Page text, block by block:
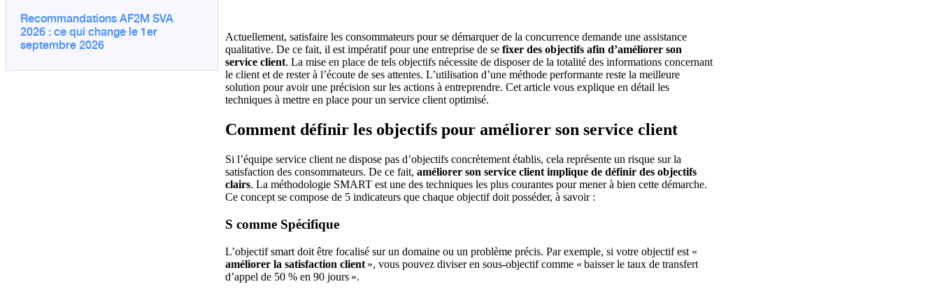
Recommandations AF2M SVA
2026 : ce qui change le 1er
septembre 2026
Actuellement, satisfaire les consommateurs pour se démarquer de la concurrence demande une assistance
qualitative. De ce fait, il est impératif pour une entreprise de sefixer des objectifs afin d’améliorer son
service client. La mise en place de tels objectifs nécessite de disposer de la totalité des informations concernant
le client et de rester à l’écoute de ses attentes. L’utilisation d’une méthode performante reste la meilleure
solution pour avoir une précision sur les actions à entreprendre. Cet article vous explique en détail les
techniques à mettre en place pour un service client optimisé.
Comment définir les objectifs pour améliorer son service client
Si l’équipe service client ne dispose pas d’objectifs concrètement établis, cela représente un risque sur la
satisfaction des consommateurs. De ce fait,améliorer son service client implique de définir des objectifs
clairs. La méthodologie SMART est une des techniques les plus courantes pour mener à bien cette démarche.
Ce concept se compose de 5 indicateurs que chaque objectif doit posséder, à savoir :
S comme Spécifique
L’objectif smart doit être focalisé sur un domaine ou un problème précis. Par exemple, si votre objectif est «
améliorer la satisfaction client », vous pouvez diviser en sous-objectif comme « baisser le taux de transfert
d’appel de 50 % en 90 jours ».